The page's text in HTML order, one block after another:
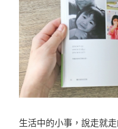
生活中的小事，說走就